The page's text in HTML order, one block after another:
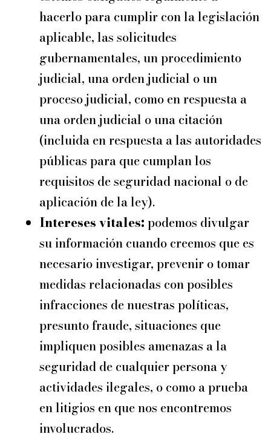
hacerlo para cumplir con la legislación
aplicable, las solicitudes
gubernamentales, un procedimiento
judicial, una orden judicial o un
proceso judicial, como en respuesta a
una orden judicial o una citación
(incluida en respuesta a las autoridades
públicas para que cumplan los
requisitos de seguridad nacional o de
aplicación de la ley).
Intereses vitales:podemos divulgar
su información cuando creemos que es
necesario investigar, prevenir o tomar
medidas relacionadas con posibles
infracciones de nuestras políticas,
presunto fraude, situaciones que
impliquen posibles amenazas a la
seguridad de cualquier persona y
actividades ilegales, o como a prueba
en litigios en que nos encontremos
involucrados.